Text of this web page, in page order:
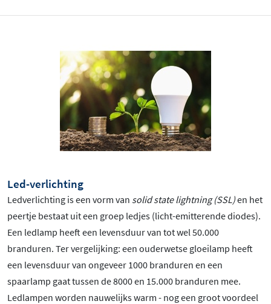
Led-verlichting
Ledverlichting is een vorm van solid state lightning (SSL)en het
peertje bestaat uit een groep ledjes (licht-emitterende diodes).
Een ledlamp heeft een levensduur van tot wel 50.000
branduren. Ter vergelijking: een ouderwetse gloeilamp heeft
een levensduur van ongeveer 1000 branduren en een
spaarlamp gaat tussen de 8000 en 15.000 branduren mee.
Ledlampen worden nauwelijks warm - nog een groot voordeel